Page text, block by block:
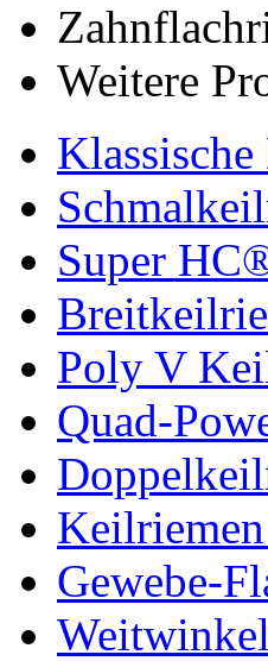
Weitere
Super
Poly V
Quad-
Gewebe-